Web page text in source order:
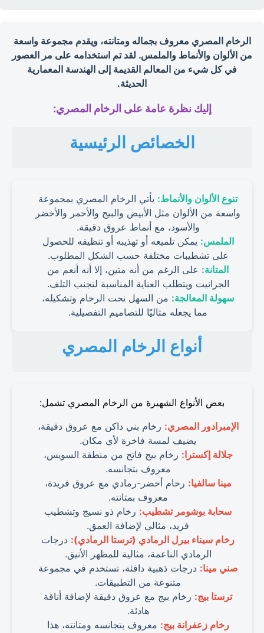
الرخام المصري معروف بجماله ومتانته، ويقدم مجموعة واسعة
من الألوان والأنماط والملمس. لقد تم استخدامه على مر العصور
في كل شيء من المعالم القديمة إلى الهندسة المعمارية
الحديثة.
إليك نظرة عامة على الرخام المصري:
الخصائص الرئيسية
تنوع الألوان والأنماط: يأتي الرخام المصري بمجموعة
واسعة من الألوان مثل الأبيض والبيج والأحمر والأخضر
والأسود، مع أنماط عروق دقيقة.
الملمس: يمكن تلميعه أو تهذيبه أو تنظيفه للحصول
على تشطيبات مختلفة حسب الشكل المطلوب.
المتانة: على الرغم من أنه متين، إلا أنه أنعم من
الجرانيت ويتطلب العناية المناسبة لتجنب التلف.
سهولة المعالجة: من السهل نحت الرخام وتشكيله،
مما يجعله مثاليًا للتصاميم التفصيلية.
أنواع الرخام المصري
بعض الأنواع الشهيرة من الرخام المصري تشمل:
الإمبرادور المصري: رخام بني داكن مع عروق دقيقة،
يضيف لمسة فاخرة لأي مكان.
جلالة إكسترا: رخام بيج فاتح من منطقة السويس،
معروف بتجانسه.
مينا سالفيا: رخام أخضر-رمادي مع عروق فريدة،
معروف بمتانته.
سحابة بوشومر تشطيب: رخام ذو نسيج وتشطيب
فريد، مثالي لإضافة العمق.
رخام سيناء بيرل الرمادي (ترستا الرمادي): درجات
الرمادي الناعمة، مثالية للمظهر الأنيق.
صني مينا: درجات ذهبية دافئة، تستخدم في مجموعة
متنوعة من التطبيقات.
ترستا بيج: رخام بيج مع عروق دقيقة لإضافة أناقة
هادئة.
رخام زعفرانة بيج: معروف بتجانسه ومتانته، هذا